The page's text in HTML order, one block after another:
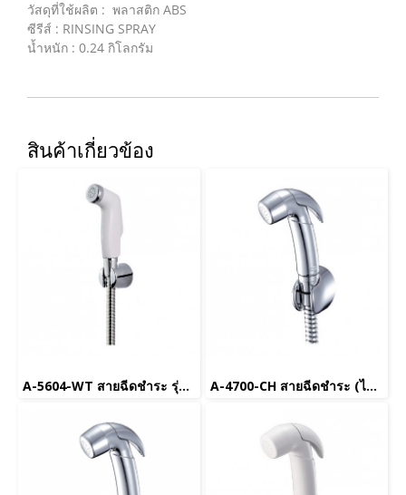
วัสดุที่ใช้ผลิต : พลาสติก ABS
ซีรีส์ : RINSING SPRAY
น้ำหนัก : 0.24 กิโลกรัม
สินค้าเกี่ยวข้อง
A-5604-WT สายฉีดชำระ รุ่น Curve สีขาว (ยกเลิกการขาย) A-4700-CH สายฉีดชำระ (ไม่รวมสต็อปวาล์ว) รุ่น New Douche สีโครเมี่ยม